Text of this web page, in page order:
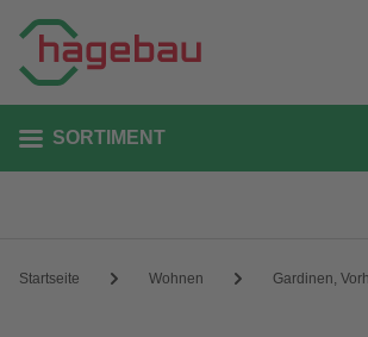
SORTIMENT
Startseite Wohnen Gardinen,